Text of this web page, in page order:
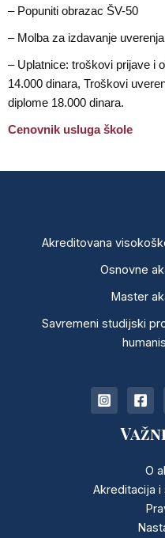
– Popuniti obrazac ŠV-50
– Molba za izdavanje
– Uplatnice: troškovi prijave i
14.000 dinara, Troškovi
diplome 18.000 dinara.
Cenovnik usluga škole
Akreditovana
Osnovne
Master
Savremeni studijski
O
Akreditacija